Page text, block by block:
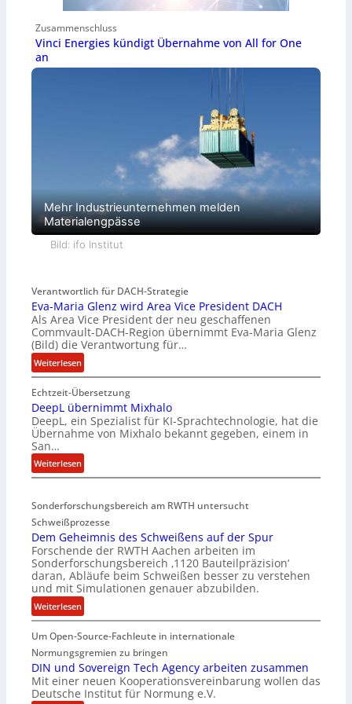
Zusammenschluss
Vinci Energies kündigt Übernahme von All for One
an
Mehr Industrieunternehmen melden
Materialengpässe
Bild: ifo Institut
Verantwortlich für DACH-Strategie
Eva-Maria Glenz wird Area Vice President DACH
Als Area Vice President der neu geschaffenen
Commvault-DACH-Region übernimmt Eva-Maria Glenz
(Bild) die Verantwortung für…
Weiterlesen:
E
v
a
-
M
a
r
i
G
l
e
n
z
w
i
r
d
r
e
a
Echtzeit-Übersetzung
DeepL übernimmt Mixhalo
DeepL, ein Spezialist für KI-Sprachtechnologie, hat die
Übernahme von Mixhalo bekannt gegeben, einem in
San…
Weiterlesen:
D
e
p
L
ü
b
e
r
n
m
m
t
M
i
Sonderforschungsbereich am RWTH untersucht
Schweißprozesse
Dem Geheimnis des Schweißens auf der Spur
Forschende der RWTH Aachen arbeiten im
Sonderforschungsbereich ‚1120 Bauteilpräzision‘
daran, Abläufe beim Schweißen besser zu verstehen
und mit Simulationen genauer abzubilden.
Weiterlesen:
D
e
m
G
e
Um Open-Source-Fachleute in internationale
Normungsgremien zu bringen
DIN und Sovereign Tech Agency arbeiten zusammen
Mit einer neuen Kooperationsvereinbarung wollen das
Deutsche Institut für Normung e.V.